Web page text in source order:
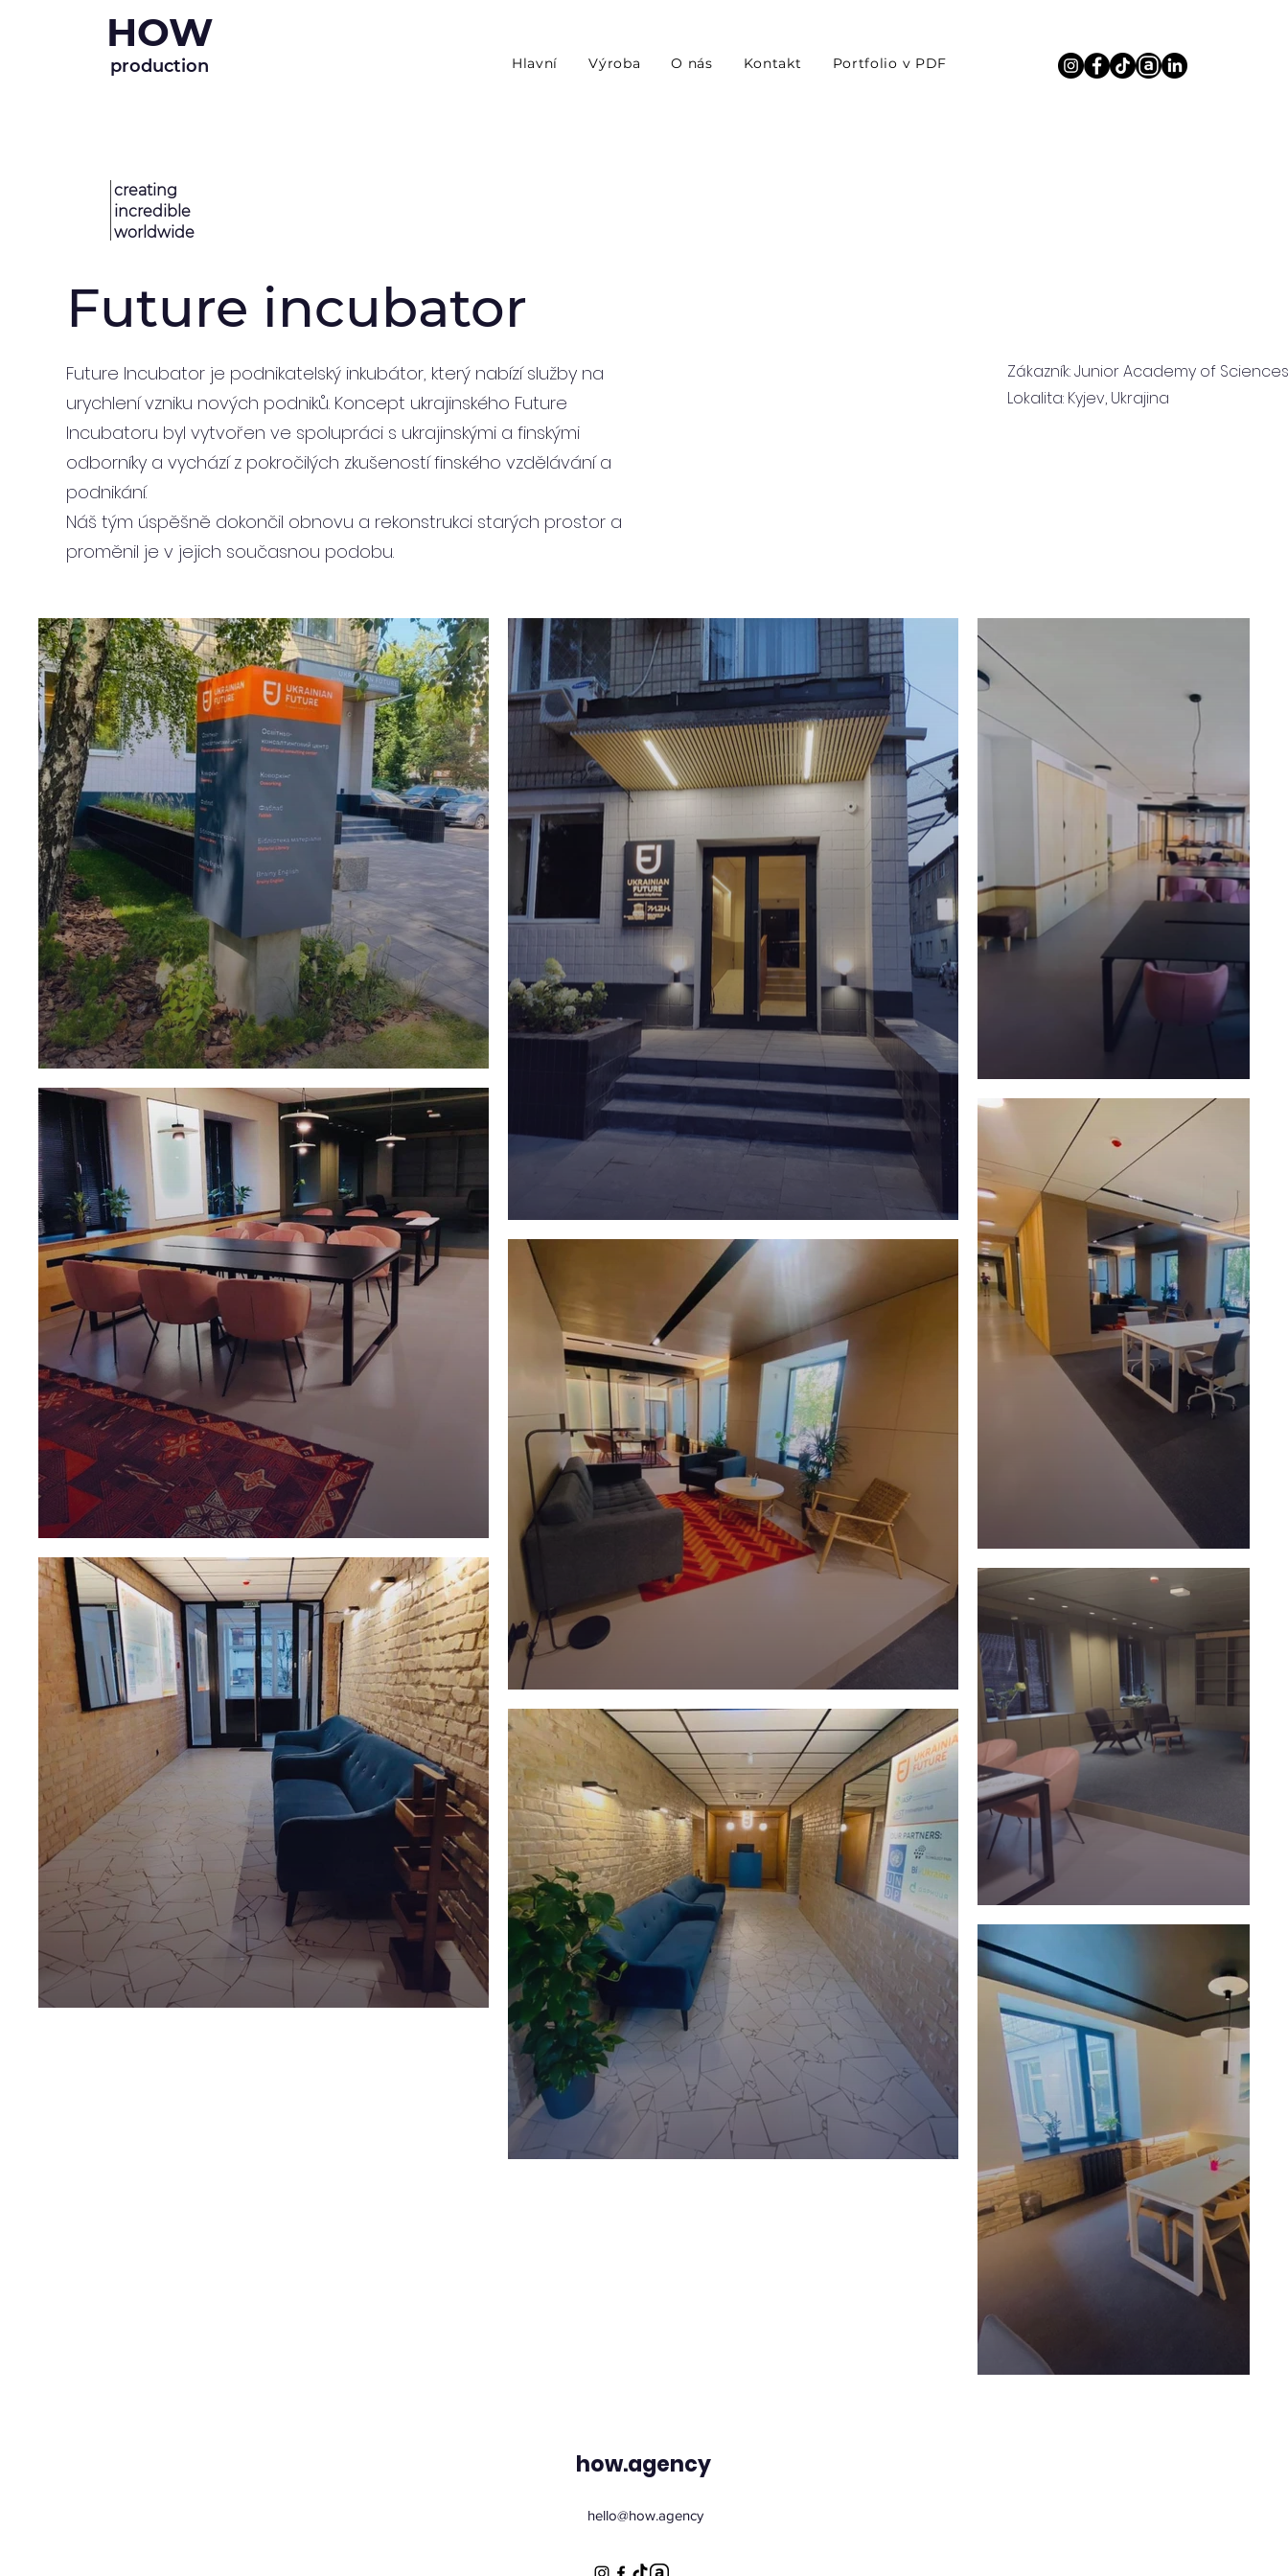
HOW
production Hlavní Výroba O nás Kontakt Portfolio v PDF
creating
incredible
worldwide
Future incubator
Future Incubator je podnikatelský inkubátor, který nabízí služby na
urychlení vzniku nových podniků. Koncept ukrajinského Future
Incubatoru byl vytvořen ve spolupráci s ukrajinskými a finskými
odborníky a vychází z pokročilých zkušeností finského vzdělávání a
podnikání.
Náš tým úspěšně dokončil obnovu a rekonstrukci starých prostor a
proměnil je v jejich současnou podobu.
Zákazník: Junior Academy of
Lokalita: Kyjev, Ukrajina
how.agency
hello@how.agency